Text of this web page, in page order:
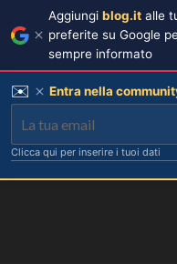
Aggiungi blog.it alle
preferite su Google
sempre informato
✉️ Entra nella
Clicca qui per inserire i tuoi dati